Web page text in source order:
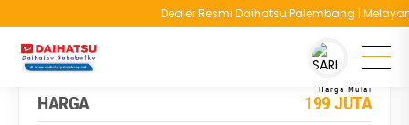
Beranda/Model/ Daihatsu Gran Max MB
Dealer Resmi Daihatsu Palembang |
HARGA 199 JUTA